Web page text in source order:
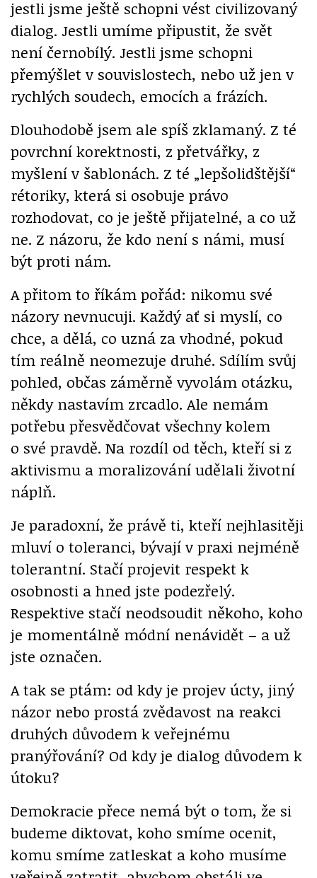
jestli jsme ještě schopni vést civilizovaný
dialog. Jestli umíme připustit, že svět
není černobílý. Jestli jsme schopni
přemýšlet v souvislostech, nebo už jen v
rychlých soudech, emocích a frázích.
Dlouhodobě jsem ale spíš zklamaný. Z té
povrchní korektnosti, z přetvářky, z
myšlení v šablonách. Z té „lepšolidštější“
rétoriky, která si osobuje právo
rozhodovat, co je ještě přijatelné, a co už
ne. Z názoru, že kdo není s námi, musí
být proti nám.
A přitom to říkám pořád: nikomu své
názory nevnucuji. Každý ať si myslí, co
chce, a dělá, co uzná za vhodné, pokud
tím reálně neomezuje druhé. Sdílím svůj
pohled, občas záměrně vyvolám otázku,
někdy nastavím zrcadlo. Ale nemám
potřebu přesvědčovat všechny kolem
o své pravdě. Na rozdíl od těch, kteří si z
aktivismu a moralizování udělali životní
náplň.
Je paradoxní, že právě ti, kteří nejhlasitěji
mluví o toleranci, bývají v praxi nejméně
tolerantní. Stačí projevit respekt k
osobnosti a hned jste podezřelý.
Respektive stačí neodsoudit někoho, koho
je momentálně módní nenávidět – a už
jste označen.
A tak se ptám: od kdy je projev úcty, jiný
názor nebo prostá zvědavost na reakci
druhých důvodem k veřejnému
pranýřování? Od kdy je dialog důvodem k
útoku?
Demokracie přece nemá být o tom, že si
budeme diktovat, koho smíme ocenit,
komu smíme zatleskat a koho musíme